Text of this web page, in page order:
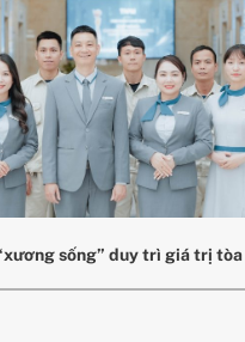
sống” duy trì giá trị tòa